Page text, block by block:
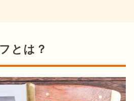
とは？